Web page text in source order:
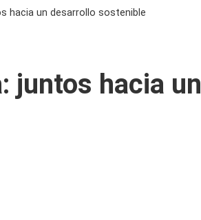
hacia un desarrollo sostenible
juntos hacia un